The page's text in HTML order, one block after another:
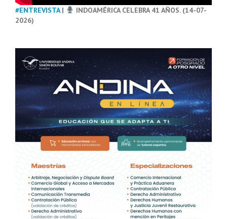
#ENTREVISTA|
INDOAMÉRICA CELEBRA 41 AÑOS. (14-07-
2026)